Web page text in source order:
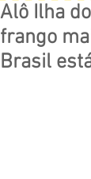
Alô Ilha
frango
Brasil